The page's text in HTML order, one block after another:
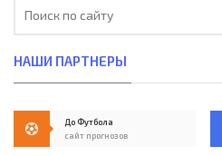
НАШИ ПАРТНЕРЫ
До Футбола
сайт прогнозов